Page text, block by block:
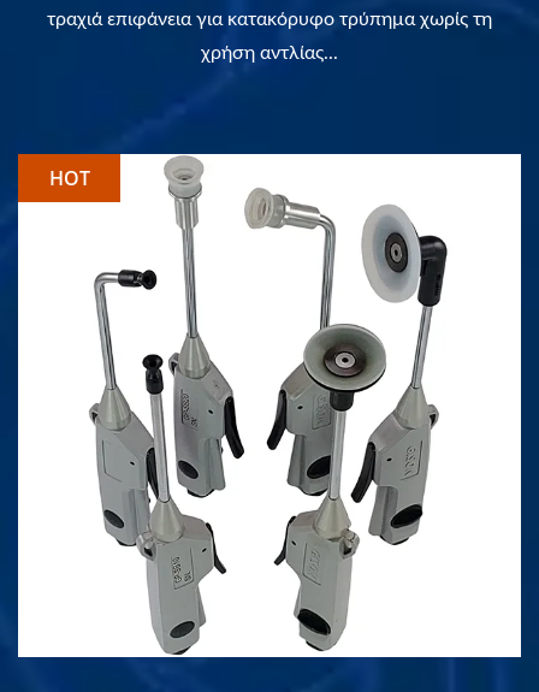
τραχιά επιφάνεια για κατακόρυφο τρύπημα χωρίς τη
χρήση αντλίας...
HOT